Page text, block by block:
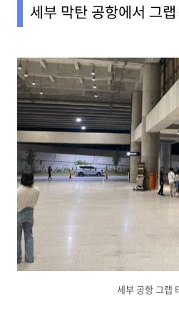
세부 막탄 공항에서 그
세부 공항 그랩